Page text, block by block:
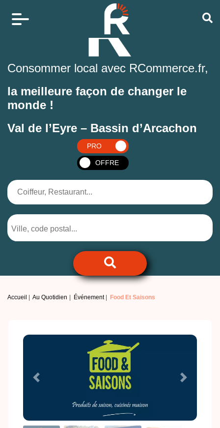
Consommer local avec RCommerce.fr,
la meilleure façon de changer le
monde !
Val de l’Eyre – Bassin d’Arcachon
PRO
OFFRE
Accueil Au Quotidien Événement Food Et Saisons
Previous Next